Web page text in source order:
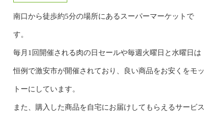
南口から徒歩約5分の場所にあるスーパーマーケットで
す。
毎月1回開催される肉の日セールや毎週火曜日と水曜日は
恒例で激安市が開催されており、良い商品をお安くをモッ
トーにしています。
また、購入した商品を自宅にお届けしてもらえるサービス